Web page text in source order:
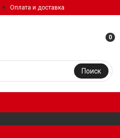
Оплата и доставка
Поиск
0